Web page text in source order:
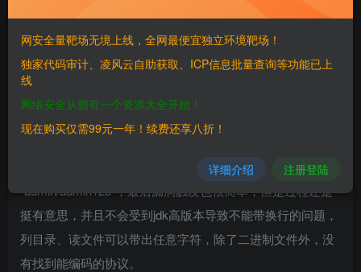
最近Nexus Repository Manager3[安全公告]
中也会强制更改以前较低版本使用的默认密码
`admin/admin123`，最后漏洞触发也很简单，但是过程还是
挺有意思，并且不会受到jdk高版本导致不能带换行的问题，
列目录、读文件可以带出任意字符，除了二进制文件外，没
有找到能编码的协议。
网安全量靶场无境上线，全网最便宜独立环境靶场！
独家代码审计、凌风云自助获取、ICP信息批量查询等功能已上
线
网络安全从拥有一个资源大全开始！
现在购买仅需99元一年！续费还享八折！
详细介绍 注册登陆